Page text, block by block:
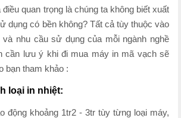
quan trọng là chúng ta không biết xuất
dụng có bền không? Tất cả tùy thuộc vào
và nhu cầu sử dụng của mỗi ngành nghề
cần lưu ý khi đi mua máy in mã vạch sẽ
bạn tham khảo :
loại in nhiệt:
động khoảng 1tr2 - 3tr tùy từng loại máy,